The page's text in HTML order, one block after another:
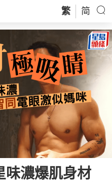
繁 简
味濃爆肌身材